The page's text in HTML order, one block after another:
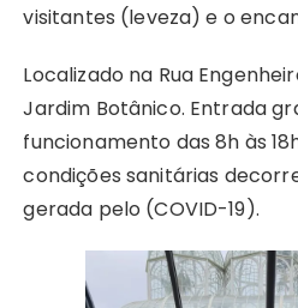
visitantes (leveza) e o
Localizado na Rua
Jardim Botânico. Entrada
funcionamento das 8h às
condições sanitárias
gerada pelo (COVID-19).